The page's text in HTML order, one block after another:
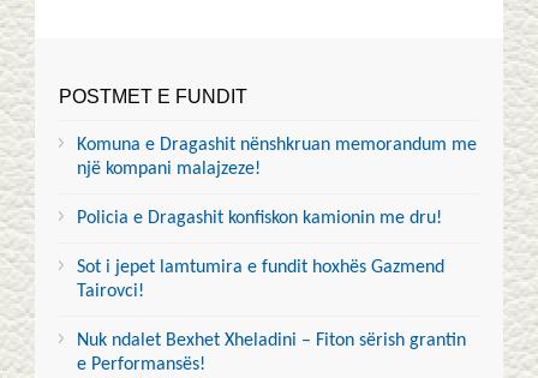
POSTMET E FUNDIT
Komuna e Dragashit nënshkruan memorandum me
një kompani malajzeze!
Policia e Dragashit konfiskon kamionin me dru!
Sot i jepet lamtumira e fundit hoxhës Gazmend
Tairovci!
Nuk ndalet Bexhet Xheladini – Fiton sërish grantin
e Performansës!